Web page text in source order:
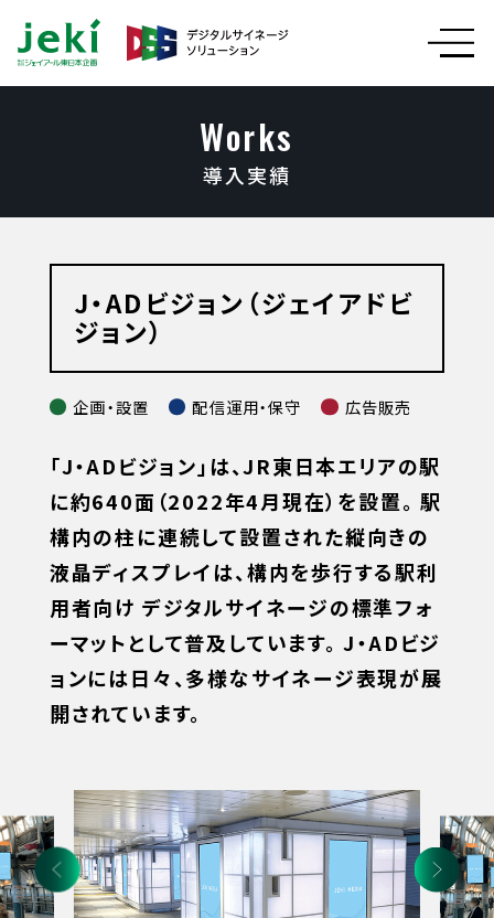
Works
導入実績
J・ADビジョン（ジェイアドビ
ジョン）
企画・設置 配信運用・保守 広告販売
「J・ADビジョン」は、JR東日本エリアの駅
に約640面（2022年4月現在）を設置。 駅
構内の柱に連続して設置された縦向きの
液晶ディスプレイは、構内を歩行する駅利
用者向け デジタルサイネージの標準フォ
ーマットとして普及しています。 J・ADビジ
ョンには日々、多様なサイネージ表現が展
開されています。